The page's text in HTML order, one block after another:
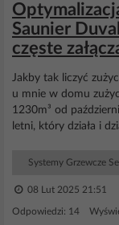
Saunier
częste
Jakby tak liczyć
u mnie w domu
1230m³ od
letni, który działa i
Systemy Grzewcze
08 Lut 2025 21:51
Odpowiedzi: 14